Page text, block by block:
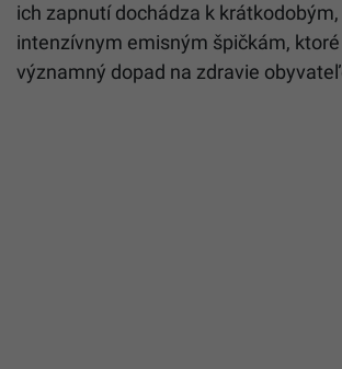
ich zapnutí dochádza k
intenzívnym emisným špičkám,
významný dopad na zdravie